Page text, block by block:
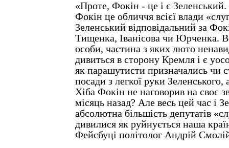
«Проте, Фокін - це і є
Фокін це обличчя всієї влади
Зеленський відповідальний за
Тищенка, Іванісова чи Юрченка.
особи, частина з яких люто
дивиться в сторону Кремля і є
як парашутисти призначались чи
посади з легкої руки Зеленського,
Хіба Фокін не наговорив на своє
місяць назад? Але весь цей час і
абсолютна більшість депутатів
дивилися як руйнується наша
Фейсбуці політолог Андрій